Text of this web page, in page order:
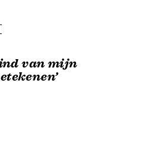
van mijn